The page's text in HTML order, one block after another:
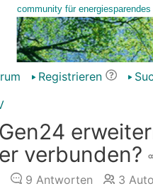
Registrieren
verbunden?
9 Antworten 3